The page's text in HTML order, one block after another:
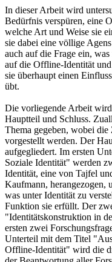
In dieser Arbeit wird
Bedürfnis verspüren, eine
welche Art und Weise sie
sie dabei eine völlige
auch auf die Frage ein,
auf die Offline-Identität
sie überhaupt einen
übt.
Die vorliegende Arbeit
Hauptteil und Schluss.
Thema gegeben, wobei die
vorgestellt werden. Der
aufgegliedert. Im ersten
Soziale Identität" werden
Identität, eine von Tajfel
Kaufmann, herangezogen,
was unter Identität zu
Funktion sie erfüllt. Der
"Identitätskonstruktion in
ersten zwei
Unterteil mit dem Titel
Offline-Identität" wird die